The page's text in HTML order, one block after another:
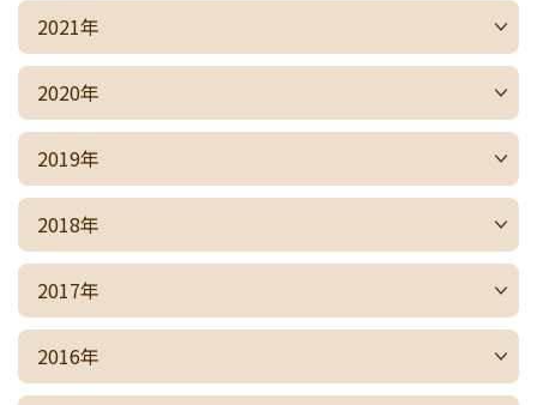
2021年
2020年
2019年
2018年
2017年
2016年